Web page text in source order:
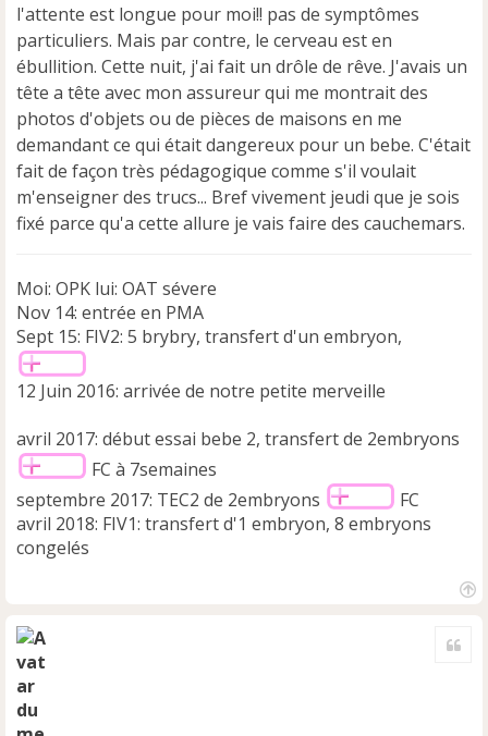
a
g
e
n
o
n
l
u
l'attente est longue pour moi!! pas de symptômes
particuliers. Mais par contre, le cerveau est en
ébullition. Cette nuit, j'ai fait un drôle de rêve. J'avais un
tête a tête avec mon assureur qui me montrait des
photos d'objets ou de pièces de maisons en me
demandant ce qui était dangereux pour un bebe. C'était
fait de façon très pédagogique comme s'il voulait
m'enseigner des trucs... Bref vivement jeudi que je sois
fixé parce qu'a cette allure je vais faire des cauchemars.
Moi: OPK lui: OAT sévere
Nov 14: entrée en PMA
Sept 15: FIV2: 5 brybry, transfert d'un embryon,
12 Juin 2016: arrivée de notre petite merveille
avril 2017: début essai bebe 2, transfert de 2embryons
FC à 7semaines
septembre 2017: TEC2 de 2embryons
FC
avril 2018: FIV1: transfert d'1 embryon, 8 embryons
congelés